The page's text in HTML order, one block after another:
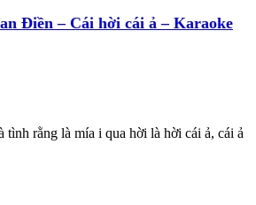
Điền – Cái hời cái ả – Karaoke
tình rằng là mía i qua hời là hời cái ả, cái ả